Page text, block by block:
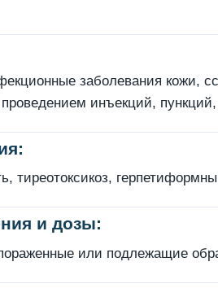
заболевания кожи,
инъекций, пункций,
тиреотоксикоз,
и дозы:
или подлежащие